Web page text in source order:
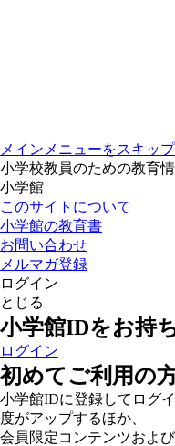
メインメニューをスキッ
小学校教員のための教育
小学館
このサイトについて
小学館の教育書
お問い合わせ
メルマガ登録
ログイン
とじる
小学館IDをお持
ログイン
初めてご利用の
小学館IDに登録してログ
度がアップするほか、
会員限定コンテンツおよ